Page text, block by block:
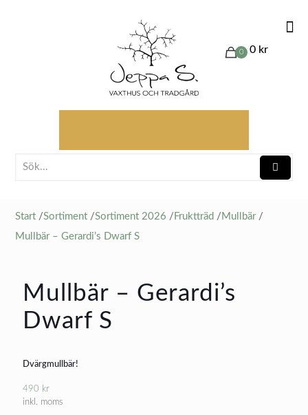
0 0 kr
Start /Sortiment /Sortiment 2026 / Fruktträd / Mullbär /
Mullbär – Gerardi’s Dwarf S
Mullbär – Gerardi’s
Dwarf S
Dvärgmullbär!
490 kr
inkl. moms